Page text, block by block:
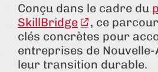
Conçu dans le cadre du
SkillBridge
, ce
clés concrètes pour
entreprises de
leur transition durable.